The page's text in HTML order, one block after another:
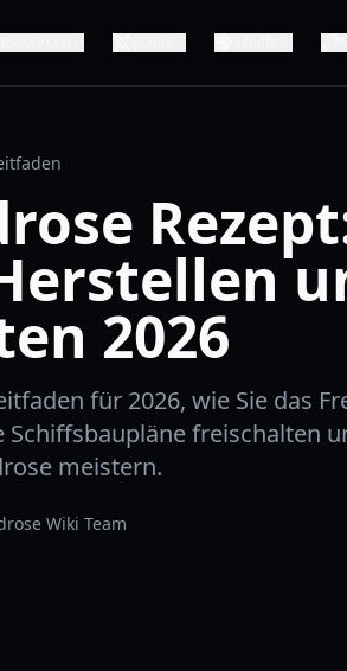
2026
für 2026, wie Sie das
freischalten
meistern.
Wiki Team